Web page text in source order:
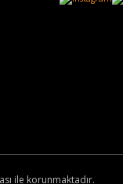
ile korunmaktadır.